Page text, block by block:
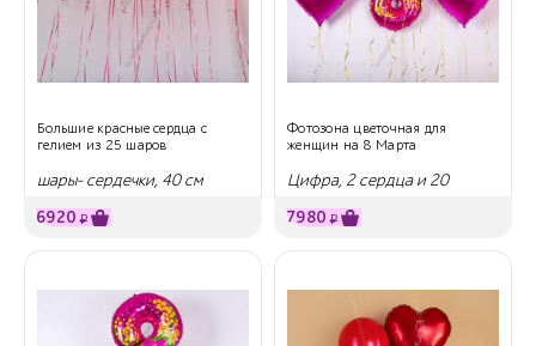
Большие красные сердца с
гелием из 25 шаров
шары- сердечки, 40 см
6920 ₽
Фотозона цветочная для
женщин на 8 Марта
Цифра, 2 сердца и 20
7980 ₽